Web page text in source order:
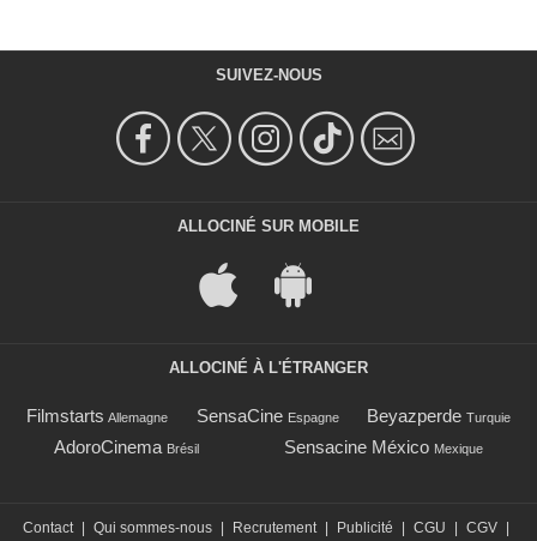
SUIVEZ-NOUS
ALLOCINÉ SUR MOBILE
ALLOCINÉ À L'ÉTRANGER
Filmstarts Allemagne SensaCine Espagne Beyazperde Turquie
AdoroCinema Brésil Sensacine México Mexique
Contact Qui sommes-nous Recrutement Publicité CGU CGV